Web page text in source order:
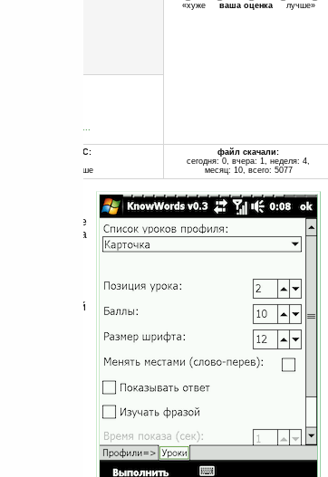
«хуже ваша оценкалучше»
с Pocket PC:
Mobile 5.0 и выше
файл скачали:
сегодня: 0, вчера: 1, неделя: 4,
месяц: 10, всего: 5077
КПК на базе
Предназначена
а с другой